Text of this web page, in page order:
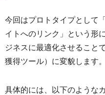
今回はプロトタイプとして
イトへのリンク」という形
ジネスに最適化させること
獲得ツール）に変貌します。
具体的には、以下のような